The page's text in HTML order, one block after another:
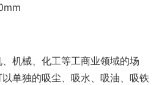
机械、化工等工商业领域的场
单独的吸尘、吸水、吸油、吸铁